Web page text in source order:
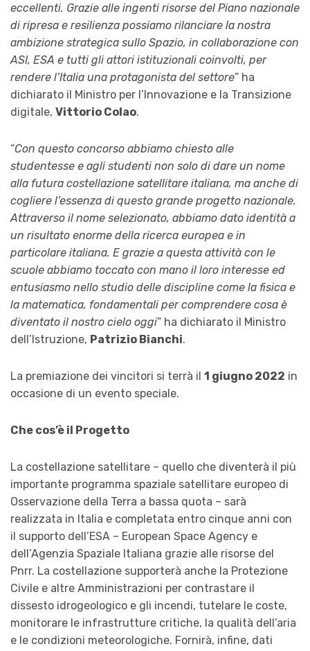
eccellenti. Grazie alle ingenti risorse del Piano nazionale
di ripresa e resilienza possiamo rilanciare la nostra
ambizione strategica sullo Spazio, in collaborazione con
ASI, ESA e tutti gli attori istituzionali coinvolti, per
rendere l’Italia una protagonista del settore” ha
dichiarato il Ministro per l’Innovazione e la Transizione
digitale, Vittorio Colao.
“Con questo concorso abbiamo chiesto alle
studentesse e agli studenti non solo di dare un nome
alla futura costellazione satellitare italiana, ma anche di
cogliere l’essenza di questo grande progetto nazionale.
Attraverso il nome selezionato, abbiamo dato identità a
un risultato enorme della ricerca europea e in
particolare italiana. E grazie a questa attività con le
scuole abbiamo toccato con mano il loro interesse ed
entusiasmo nello studio delle discipline come la fisica e
la matematica, fondamentali per comprendere cosa è
diventato il nostro cielo oggi” ha dichiarato il Ministro
dell’Istruzione, Patrizio Bianchi.
La premiazione dei vincitori si terrà il 1 giugno 2022 in
occasione di un evento speciale.
Che cos’è il Progetto
La costellazione satellitare – quello che diventerà il più
importante programma spaziale satellitare europeo di
Osservazione della Terra a bassa quota – sarà
realizzata in Italia e completata entro cinque anni con
il supporto dell’ESA – European Space Agency e
dell’Agenzia Spaziale Italiana grazie alle risorse del
Pnrr. La costellazione supporterà anche la Protezione
Civile e altre Amministrazioni per contrastare il
dissesto idrogeologico e gli incendi, tutelare le coste,
monitorare le infrastrutture critiche, la qualità dell’aria
e le condizioni meteorologiche. Fornirà, infine, dati